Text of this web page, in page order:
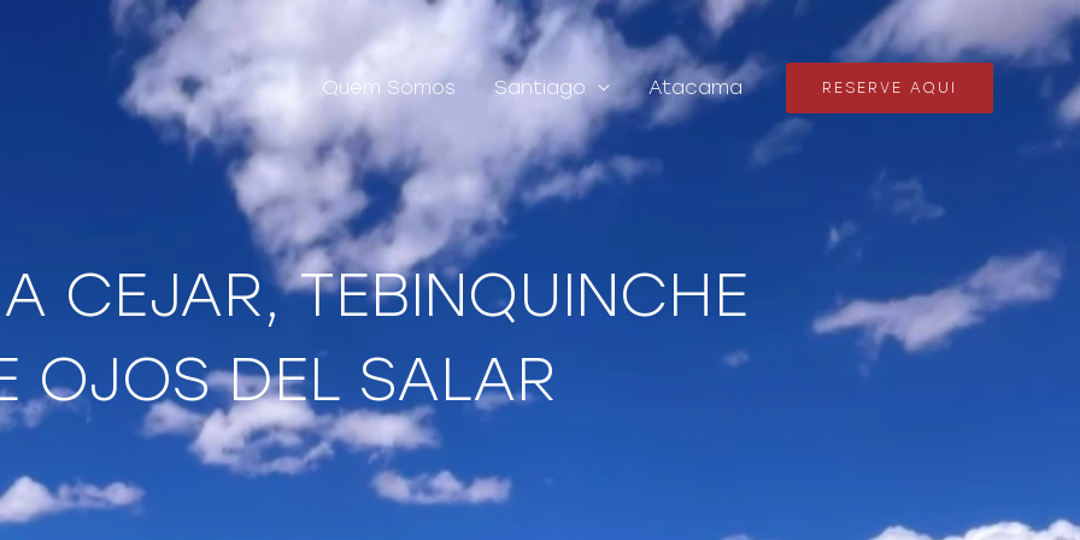
Quem Somos Santiago Atacama RESERVE AQUI
CEJAR, TEBINQUINCHE
OJOS DEL SALAR